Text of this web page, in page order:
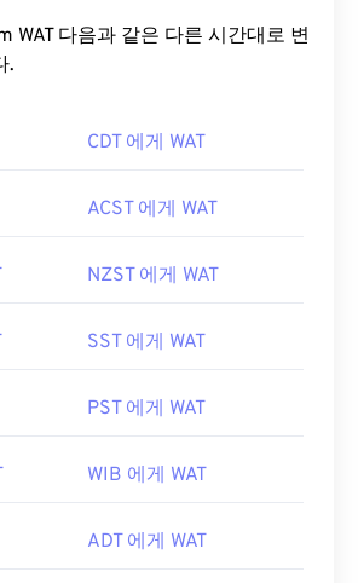
WAT 다음과 같은 다른 시간대로 변
.
CDT 에게 WAT
ACST 에게 WAT
NZST 에게 WAT
SST 에게 WAT
PST 에게 WAT
WIB 에게 WAT
ADT 에게 WAT